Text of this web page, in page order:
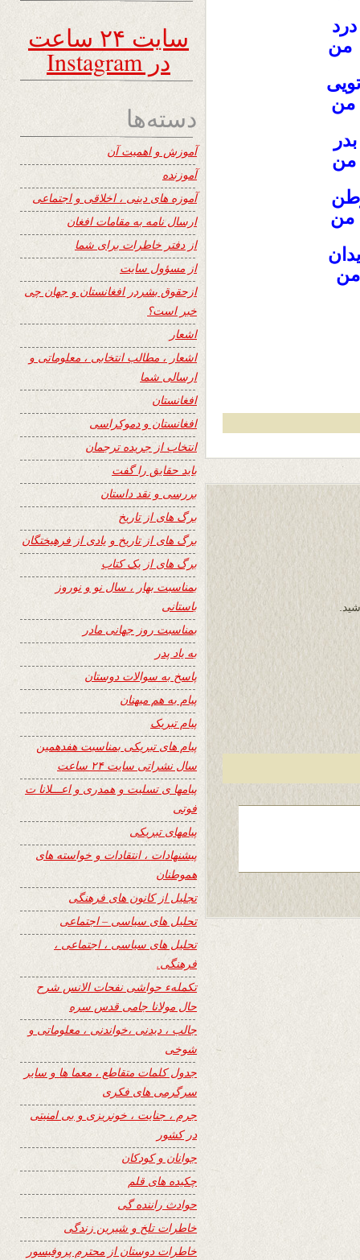
من
من
من
من
من
سایت ۲۴ ساعت
در Instagram
دسته‌ها
آموزش و اهمیت آن
آموزنده
آموزه های دینی ، اخلاقی و اجتماعی
ارسال نامه به مقامات افغان
از دفتر خاطرات برای شما
از مسؤول سایت
ازحقوق بشردر افغانستان و جهان چی
خبر است؟
اشعار
اشعار ، مطالب انتخابی ، معلوماتی و
ارسالی شما
افغانستان
افغانستان و دموکراسی
انتخاب از جریده ترجمان
باید حقایق را گفت
بررسی و نقد داستان
برگ های از تاریخ
برگ های از تاریخ و یادی از فرهیختگان
برگ های از یک کتاب
بمناسبت بهار ، سال نو و نوروز
باستانی
بمناسبت روز جهانی مادر
به یاد پدر
پاسخ به سوالات دوستان
پیام به هم میهنان
پیام تبریک
پیام های تبریکی بمناسبت هفدهمین
سال نشراتی سایت ۲۴ ساعت
پیامها ی تسلیت و همدری و اعـــلانا ت
فوتی
پیامهای تبریکی
پیشنهادات ، انتقادات و خواسته های
هموطنان
تجلیل از کانون های فرهنگی
تحلیل های سیاسی – اجتماعی
تحلیل های سیاسی ، اجتماعی ،
فرهنگی.
تکملهء حواشی نفحات الانس شرح
حال مولانا جامی قدس سره
جالب ، دیدنی ،خواندنی ، معلوماتی و
شوخی
جدول کلمات متقاطع ، معما ها و سایر
سرگرمی های فکری
جرم ، جنایت ، خونریزی و بی امنیتی
در کشور
جوانان و کودکان
چکیده های قلم
حوادث راننده گی
خاطرات تلخ و شیرین زندگی
خاطرات دوستان از محترم پروفیسور